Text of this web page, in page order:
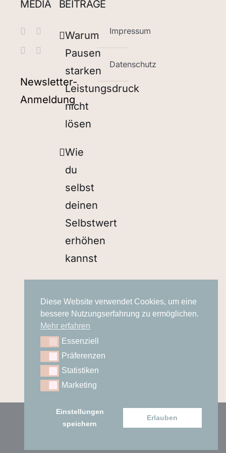
MEDIA
Newsletter-
Anmeldung
BEITRÄGE
Warum
Pausen
starken
Leistungsdruck
nicht
lösen
Wie
du
selbst
deinen
Selbstwert
erhöhen
kannst
im
Frauennetzwerk
zu
mehr
Leichtigkeit
Impressum
Datenschutz
© 2026 Gut Genug Corporation. Alle
Diese Website verwendet Cookies, um eine
bessere Nutzungserfahrung zu ermöglichen.
Mehr erfahren
EssenziellEssenziell
Präferenzen
Präferenzen
StatistikenStatistiken
MarketingMarketing
Einstellungen
speichern
Erlauben